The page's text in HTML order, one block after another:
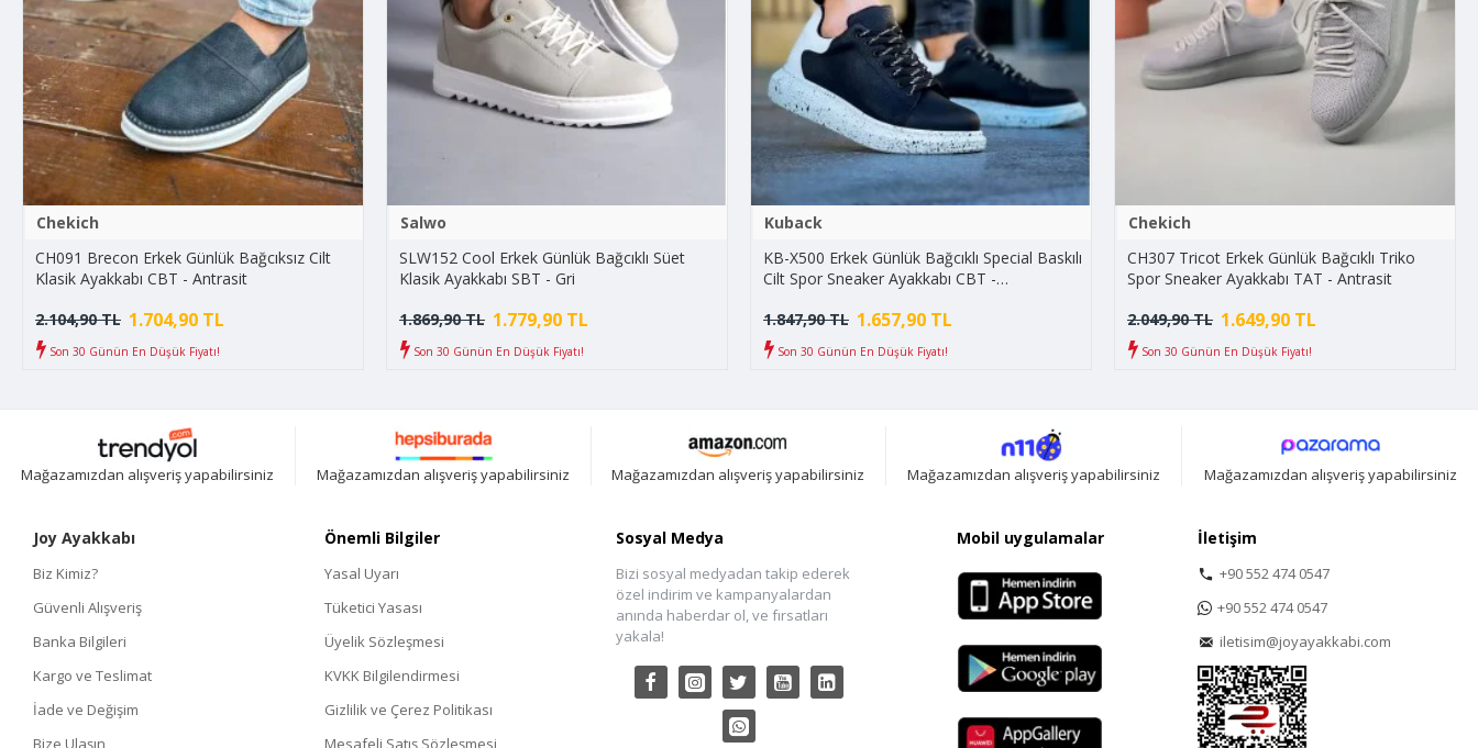
Chekich
CH091 Brecon Erkek Günlük Bağcıksız Cilt
Klasik Ayakkabı CBT - Antrasit
1.704,90 TL
2.104,90 TL
Son 30 Günün En Düşük Fiyatı!
Salwo
SLW152 Cool Erkek Günlük Bağcıklı Süet
Klasik Ayakkabı SBT - Gri
1.779,90 TL
1.869,90 TL
Son 30 Günün En Düşük Fiyatı!
Kuback
KB-X500 Erkek Günlük Bağcıklı Special Baskılı
Cilt Spor Sneaker Ayakkabı CBT -
1.657,90 TL
1.847,90 TL
Son 30 Günün En Düşük Fiyatı!
Chekich
CH307 Tricot Erkek Günlük Bağcıklı Triko
Spor Sneaker Ayakkabı TAT - Antrasit
1.649,90 TL
2.049,90 TL
Son 30 Günün En Düşük Fiyatı!
Mağazamızdan alışveriş yapabilirsiniz Mağazamızdan alışveriş yapabilirsiniz Mağazamızdan alışveriş yapabilirsiniz Mağazamızdan alışveriş yapabilirsiniz Mağazamızdan alışveriş yapabilirsiniz
Joy Ayakkabı
Biz Kimiz?
Güvenli Alışveriş
Banka Bilgileri
Kargo ve Teslimat
İade ve Değişim
Bize Ulaşın
Önemli Bilgiler
Yasal Uyarı
Tüketici Yasası
Üyelik Sözleşmesi
KVKK Bilgilendirmesi
Gizlilik ve Çerez Politikası
Mesafeli Satış Sözleşmesi
Sosyal Medya
Bizi sosyal medyadan takip ederek
özel indirim ve kampanyalardan
anında haberdar ol, ve fırsatları
yakala!
Mobil uygulamalar İletişim
+90 552 474 0547
+90 552 474 0547
iletisim@joyayakkabi.com